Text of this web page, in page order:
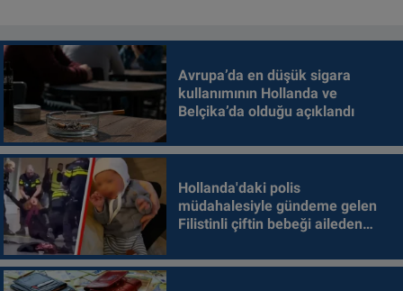
Avrupa’da en düşük sigara
kullanımının Hollanda ve
Belçika’da olduğu açıklandı
Hollanda'daki polis
müdahalesiyle gündeme gelen
Filistinli çiftin bebeği aileden